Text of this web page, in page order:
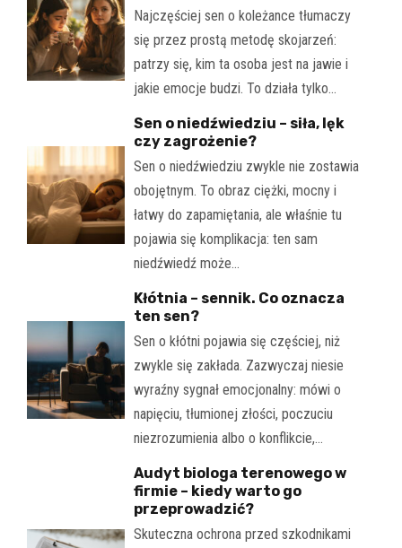
Najczęściej sen o koleżance tłumaczy
się przez prostą metodę skojarzeń:
patrzy się, kim ta osoba jest na jawie i
jakie emocje budzi. To działa tylko…
Sen o niedźwiedziu – siła, lęk
czy zagrożenie?
Sen o niedźwiedziu zwykle nie zostawia
obojętnym. To obraz ciężki, mocny i
łatwy do zapamiętania, ale właśnie tu
pojawia się komplikacja: ten sam
niedźwiedź może…
Kłótnia – sennik. Co oznacza
ten sen?
Sen o kłótni pojawia się częściej, niż
zwykle się zakłada. Zazwyczaj niesie
wyraźny sygnał emocjonalny: mówi o
napięciu, tłumionej złości, poczuciu
niezrozumienia albo o konflikcie,…
Audyt biologa terenowego w
firmie – kiedy warto go
przeprowadzić?
Skuteczna ochrona przed szkodnikami